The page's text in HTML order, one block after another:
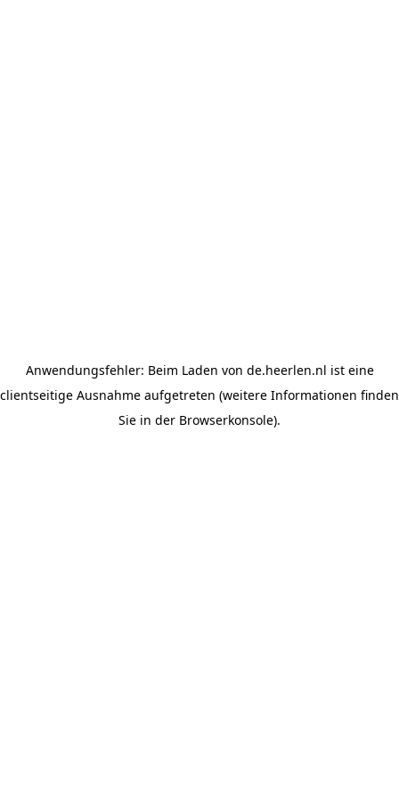
Anwendungsfehler: Beim Laden von de.heerlen.nl ist eine
clientseitige Ausnahme aufgetreten (weitere Informationen finden
Sie in der Browserkonsole).